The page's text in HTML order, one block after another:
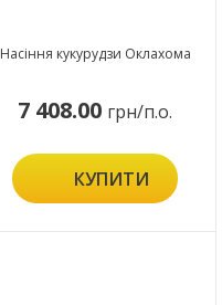
Насіння кукурудзи Оклахома
7 408.00 грн/п.о.
КУПИТИ